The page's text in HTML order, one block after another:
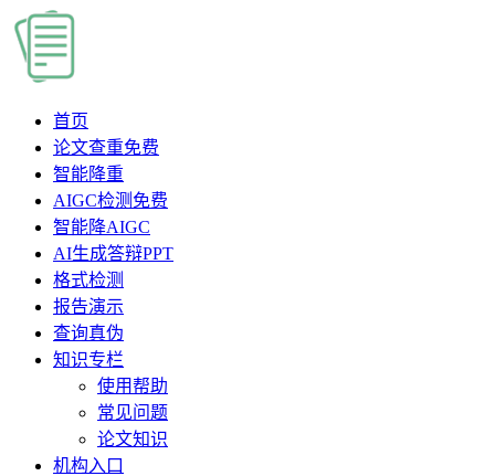
首页
论文查重免费
智能降重
AIGC检测 免费
智能降AIGC
AI生成答辩PPT
格式检测
报告演示
查询真伪
知识专栏
使用帮助
常见问题
论文知识
机构入口